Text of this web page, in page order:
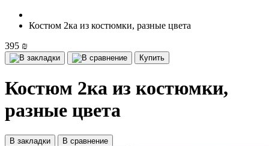
Костюм 2ка из костюмки, разные цвета
395 ₪
Купить
Костюм 2ка из костюмки,
разные цвета
В закладки В сравнение